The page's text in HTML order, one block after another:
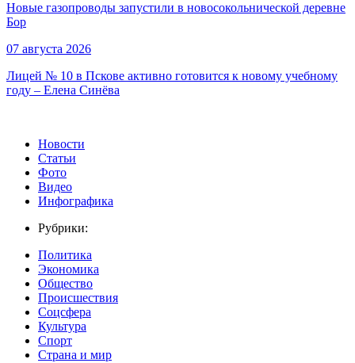
Новые газопроводы запустили в новосокольнической деревне
Бор
07 августа 2026
Лицей № 10 в Пскове активно готовится к новому учебному
году – Елена Синёва
Новости
Статьи
Фото
Видео
Инфографика
Рубрики:
Политика
Экономика
Общество
Происшествия
Соцсфера
Культура
Спорт
Страна и мир